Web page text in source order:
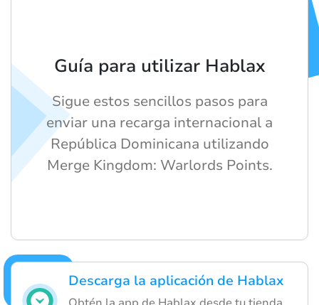
Descarga la aplicación de Hablax
Guía para utilizar Hablax
Sigue estos sencillos pasos para
enviar una recarga internacional a
República Dominicana utilizando
Merge Kingdom: Warlords Points.